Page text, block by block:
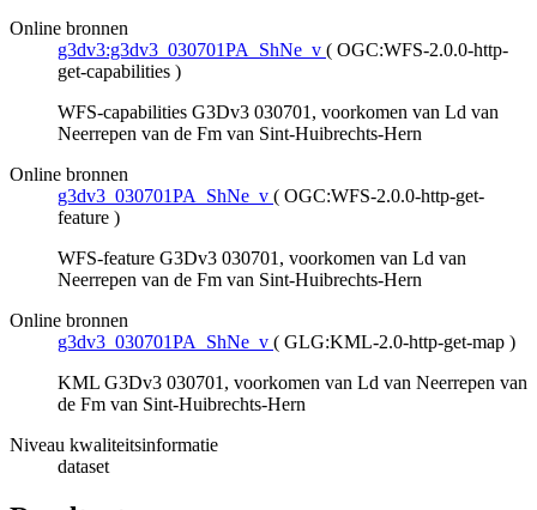
Online bronnen
g3dv3:g3dv3_030701PA_ShNe_v ( OGC:WFS-2.0.0-http-
get-capabilities )
WFS-capabilities G3Dv3 030701, voorkomen van Ld van
Neerrepen van de Fm van Sint-Huibrechts-Hern
Online bronnen
g3dv3_030701PA_ShNe_v ( OGC:WFS-2.0.0-http-get-
feature )
WFS-feature G3Dv3 030701, voorkomen van Ld van
Neerrepen van de Fm van Sint-Huibrechts-Hern
Online bronnen
g3dv3_030701PA_ShNe_v ( GLG:KML-2.0-http-get-map )
KML G3Dv3 030701, voorkomen van Ld van Neerrepen van
de Fm van Sint-Huibrechts-Hern
Niveau kwaliteitsinformatie
dataset